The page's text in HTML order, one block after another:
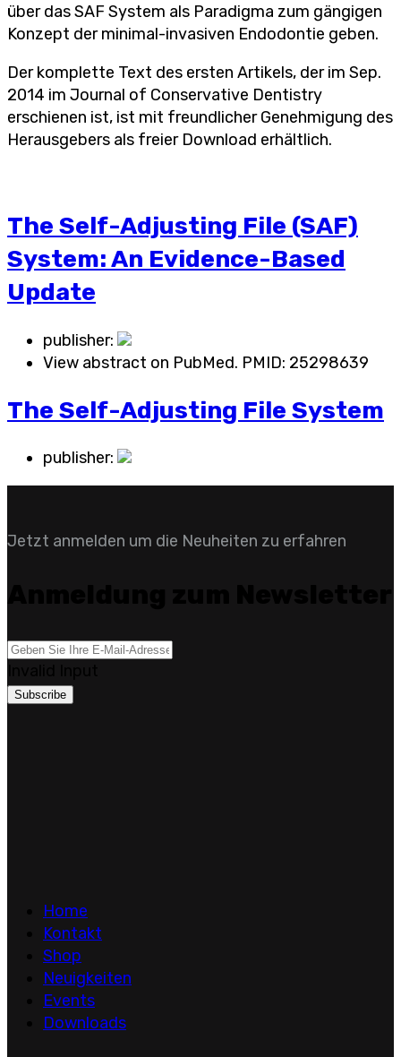
über das SAF System als Paradigma zum gängigen
Konzept der minimal-invasiven Endodontie geben.
Der komplette Text des ersten Artikels, der im Sep.
2014 im Journal of Conservative Dentistry
erschienen ist, ist mit freundlicher Genehmigung des
Herausgebers als freier Download erhältlich.
The Self-Adjusting File (SAF)
System: An Evidence-Based
Update
publisher:
View abstract on PubMed. PMID: 25298639
The Self-Adjusting File System
publisher:
Jetzt anmelden um die Neuheiten zu erfahren
Subscribe
Home
Kontakt
Shop
Neuigkeiten
Events
Downloads